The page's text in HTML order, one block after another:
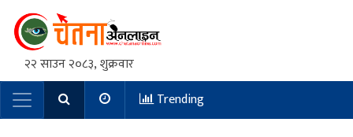
२२ साउन २०८३, शुक्रवार
Main NavigationTrending